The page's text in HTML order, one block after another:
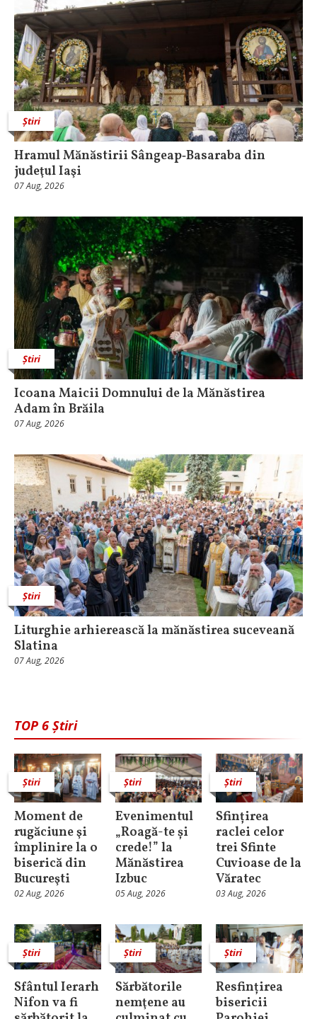
Știri
Hramul Mănăstirii Sângeap‑Basaraba din
judeţul Iaşi
07 Aug, 2026
Știri
Icoana Maicii Domnului de la Mănăstirea
Adam în Brăila
07 Aug, 2026
Știri
Liturghie arhierească la mănăstirea suceveană
Slatina
07 Aug, 2026
TOP 6 Știri
Știri
Moment de
rugăciune şi
împlinire la o
biserică din
Bucureşti
02 Aug, 2026
Știri
Evenimentul
„Roagă-te și
crede!” la
Mănăstirea
Izbuc
05 Aug, 2026
Știri
Sfințirea
raclei celor
trei Sfinte
Cuvioase de la
Văratec
03 Aug, 2026
Știri
Sfântul Ierarh
Nifon va fi
Știri
Sărbătorile
nemţene au
Știri
Resfințirea
bisericii